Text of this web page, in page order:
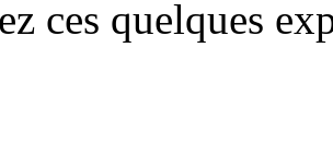
ces quelques